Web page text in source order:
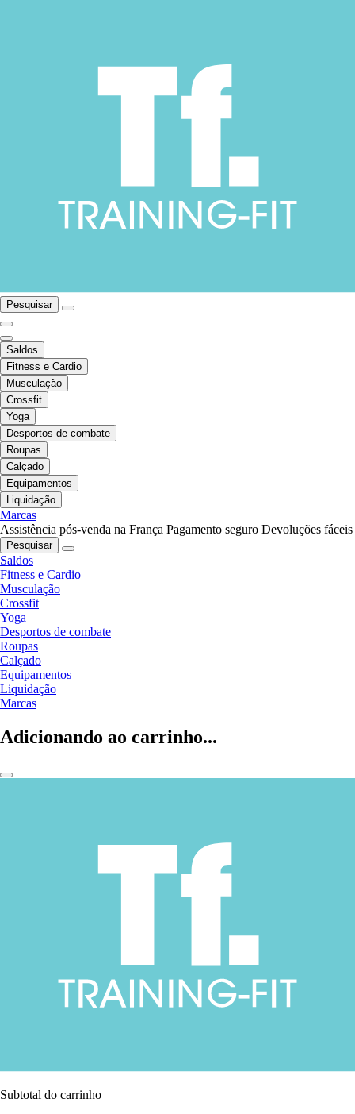
Pesquisar
Saldos
Fitness e Cardio
Musculação
Crossfit
Yoga
Desportos de combate
Roupas
Calçado
Equipamentos
Liquidação
Marcas
Assistência pós-venda na França Pagamento seguro Devoluções fáceis
Pesquisar
Saldos
Fitness e Cardio
Musculação
Crossfit
Yoga
Desportos de combate
Roupas
Calçado
Equipamentos
Liquidação
Marcas
Adicionando ao carrinho...
Subtotal do carrinho